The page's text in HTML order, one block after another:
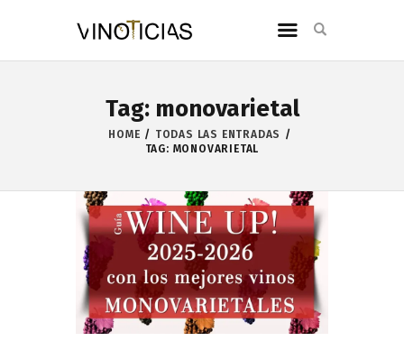
Tag: monovarietal
HOME
TODAS LAS ENTRADAS
TAG: MONOVARIETAL